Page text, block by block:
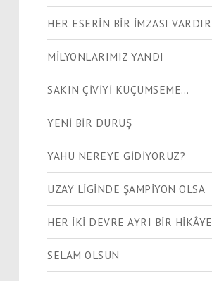
HER ESERİN BİR İMZASI VARDIR
MİLYONLARIMIZ YANDI
SAKIN ÇİVİYİ KÜÇÜMSEME…
YENİ BİR DURUŞ
YAHU NEREYE GİDİYORUZ?
UZAY LİGİNDE ŞAMPİYON OLSA
HER İKİ DEVRE AYRI BİR HİKÂYE
SELAM OLSUN